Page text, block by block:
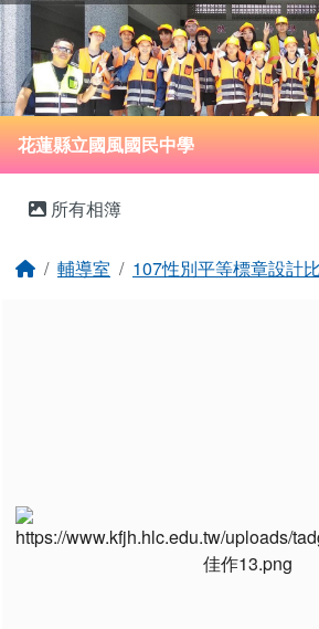
跳至主內容區
花蓮縣立國風國民中學
導覽列
花蓮縣立國風國民中學
所有相簿
回首頁
輔導室 107性別平等標章設計